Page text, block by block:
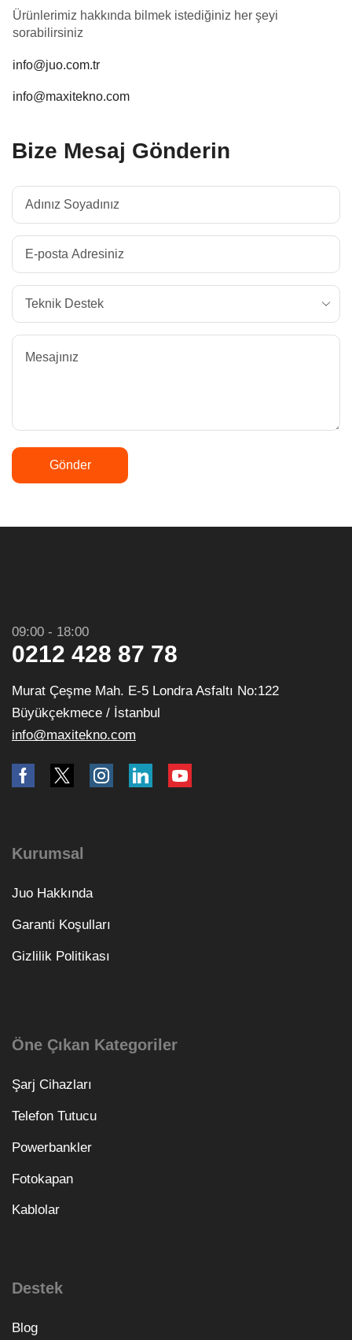
Ürünlerimiz hakkında bilmek istediğiniz her şeyi
sorabilirsiniz
info@juo.com.tr
info@maxitekno.com
Bize Mesaj Gönderin
09:00 - 18:00
0212 428 87 78
Murat Çeşme Mah. E-5 Londra Asfaltı No:122
Büyükçekmece / İstanbul
info@maxitekno.com
Kurumsal
Juo Hakkında
Garanti Koşulları
Gizlilik Politikası
Öne Çıkan Kategoriler
Şarj Cihazları
Telefon Tutucu
Powerbankler
Fotokapan
Kablolar
Destek
Blog